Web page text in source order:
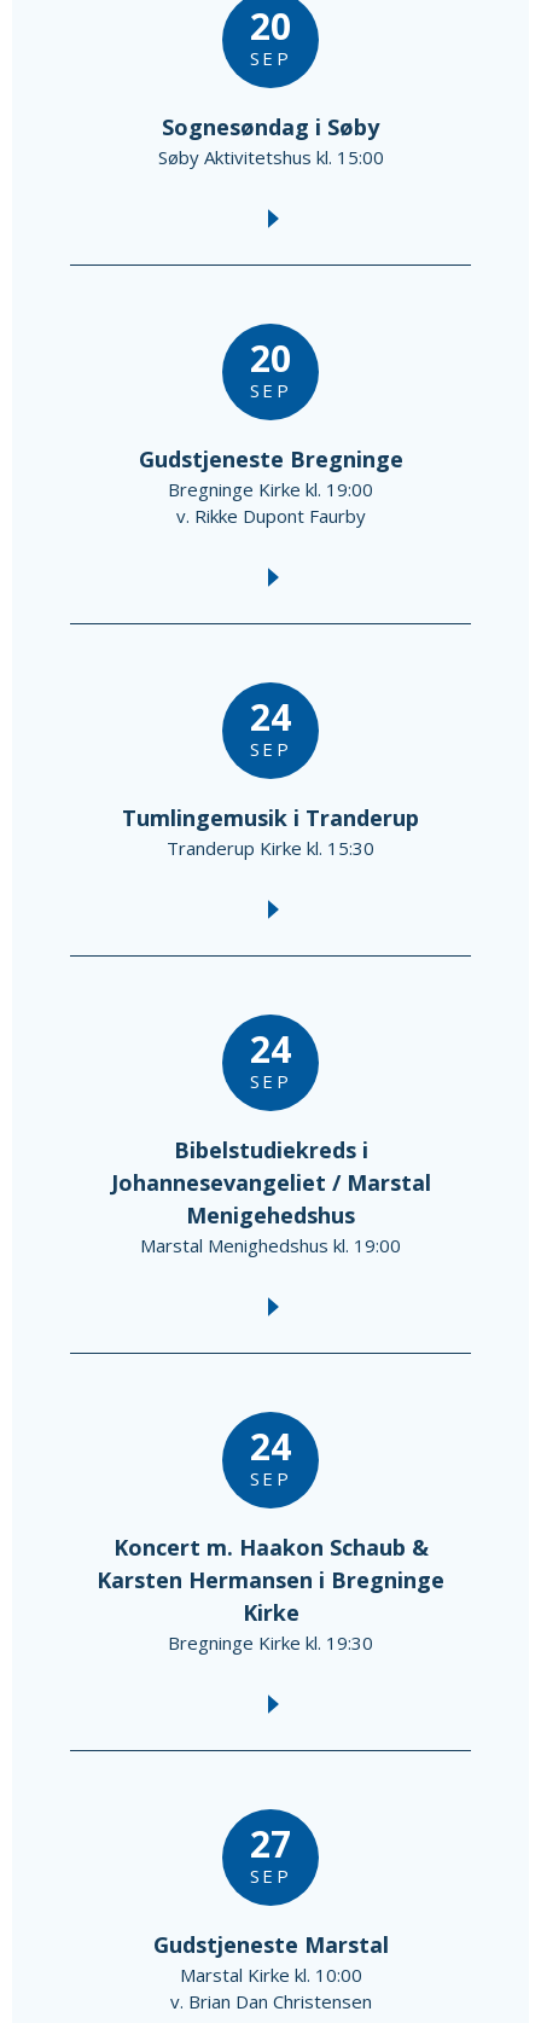
20
SEP
Sognesøndag i Søby
Søby Aktivitetshus kl. 15:00
20
SEP
Gudstjeneste Bregninge
Bregninge Kirke kl. 19:00
v. Rikke Dupont Faurby
24
SEP
Tumlingemusik i Tranderup
Tranderup Kirke kl. 15:30
24
SEP
Bibelstudiekreds i
Johannesevangeliet / Marstal
Menigehedshus
Marstal Menighedshus kl. 19:00
24
SEP
Koncert m. Haakon Schaub &
Karsten Hermansen i Bregninge
Kirke
Bregninge Kirke kl. 19:30
27
SEP
Gudstjeneste Marstal
Marstal Kirke kl. 10:00
v. Brian Dan Christensen